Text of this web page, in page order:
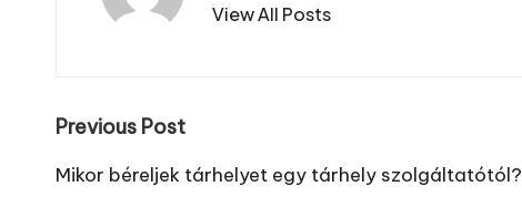
View All Posts
Post
navigation
Previous Post
Mikor béreljek tárhelyet egy tárhely szolgáltatótól?